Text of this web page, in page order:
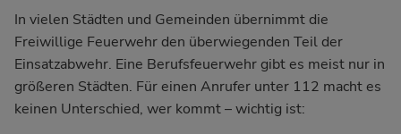
In vielen Städten und Gemeinden übernimmt die
Freiwillige Feuerwehr den überwiegenden Teil der
Einsatzabwehr. Eine Berufsfeuerwehr gibt es meist nur in
größeren Städten. Für einen Anrufer unter 112 macht es
keinen Unterschied, wer kommt – wichtig ist: